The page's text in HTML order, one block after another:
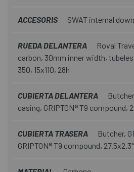
ACCESORIS SWAT internal
RUEDA DELANTERA
Roval
carbon, 30mm inner width,
350, 15x110, 28h
CUBIERTA DELANTERA
casing, GRIPTON® T9 compound,
CUBIERTA TRASERA
Butcher,
GRIPTON® T9 compound, 27.5x2.3"